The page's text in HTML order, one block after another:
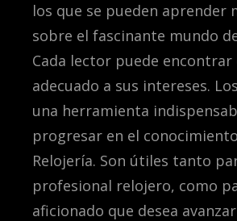
los que se pueden aprender
sobre el fascinante mundo
Cada lector puede
adecuado a sus intereses.
una herramienta
progresar en el
Relojería. Son útiles tanto
profesional relojero, como
aficionado que desea